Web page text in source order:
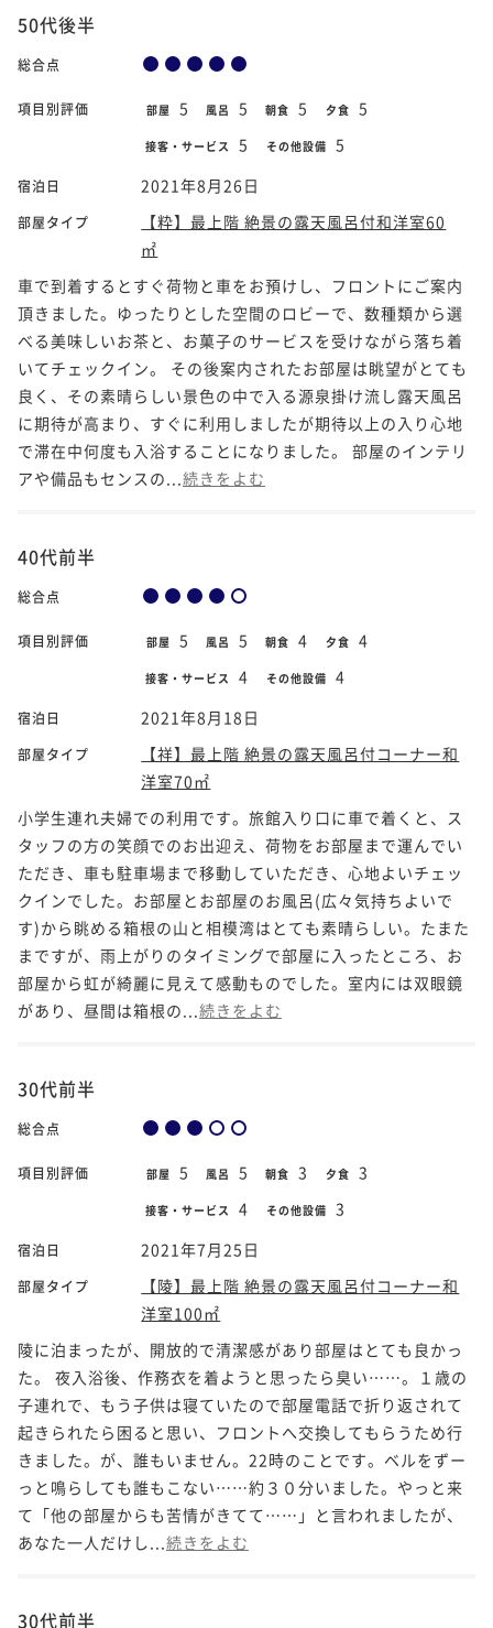
50代後半
総合点
項目別評価 部屋 5 風呂 5 朝食 5 夕食 5
接客・サービス 5 その他設備 5
宿泊日 2021年8月26日
部屋タイプ
【粋】最上階 絶景の露天風呂付和洋室60
㎡
車で到着するとすぐ荷物と車をお預けし、フロントにご案内
頂きました。ゆったりとした空間のロビーで、数種類から選
べる美味しいお茶と、お菓子のサービスを受けながら落ち着
いてチェックイン。 その後案内されたお部屋は眺望がとても
良く、その素晴らしい景色の中で入る源泉掛け流し露天風呂
に期待が高まり、すぐに利用しましたが期待以上の入り心地
で滞在中何度も入浴することになりました。 部屋のインテリ
アや備品もセンスの... 続きをよむ
40代前半
総合点
項目別評価 部屋 5 風呂 5 朝食 4 夕食 4
接客・サービス 4 その他設備 4
宿泊日 2021年8月18日
部屋タイプ
【祥】最上階 絶景の露天風呂付コーナー和
洋室70㎡
小学生連れ夫婦での利用です。旅館入り口に車で着くと、ス
タッフの方の笑顔でのお出迎え、荷物をお部屋まで運んでい
ただき、車も駐車場まで移動していただき、心地よいチェッ
クインでした。お部屋とお部屋のお風呂(広々気持ちよいで
す)から眺める箱根の山と相模湾はとても素晴らしい。たまた
まですが、雨上がりのタイミングで部屋に入ったところ、お
部屋から虹が綺麗に見えて感動ものでした。室内には双眼鏡
があり、昼間は箱根の... 続きをよむ
30代前半
総合点
項目別評価 部屋 5 風呂 5 朝食 3 夕食 3
接客・サービス 4 その他設備 3
宿泊日 2021年7月25日
部屋タイプ
【陵】最上階 絶景の露天風呂付コーナー和
洋室100㎡
陵に泊まったが、開放的で清潔感があり部屋はとても良かっ
た。 夜入浴後、作務衣を着ようと思ったら臭い……。１歳の
子連れで、もう子供は寝ていたので部屋電話で折り返されて
起きられたら困ると思い、フロントへ交換してもらうため行
きました。が、誰もいません。22時のことです。ベルをずー
っと鳴らしても誰もこない……約３０分いました。やっと来
て「他の部屋からも苦情がきてて……」と言われましたが、
あなた一人だけし... 続きをよむ
30代前半